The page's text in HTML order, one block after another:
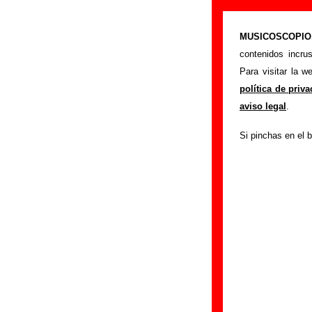
contenidos
Para visitar la
política de
aviso legal .
Si pinchas en el
Cancer
Portada >Cancer
Si tienes
siguiente
colaboración.
Nombre: